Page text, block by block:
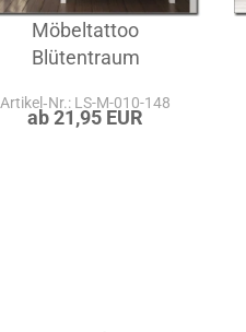
Möbeltattoo
Blütentraum
Artikel‑Nr.: LS-M-010-148
ab 21,95 EUR